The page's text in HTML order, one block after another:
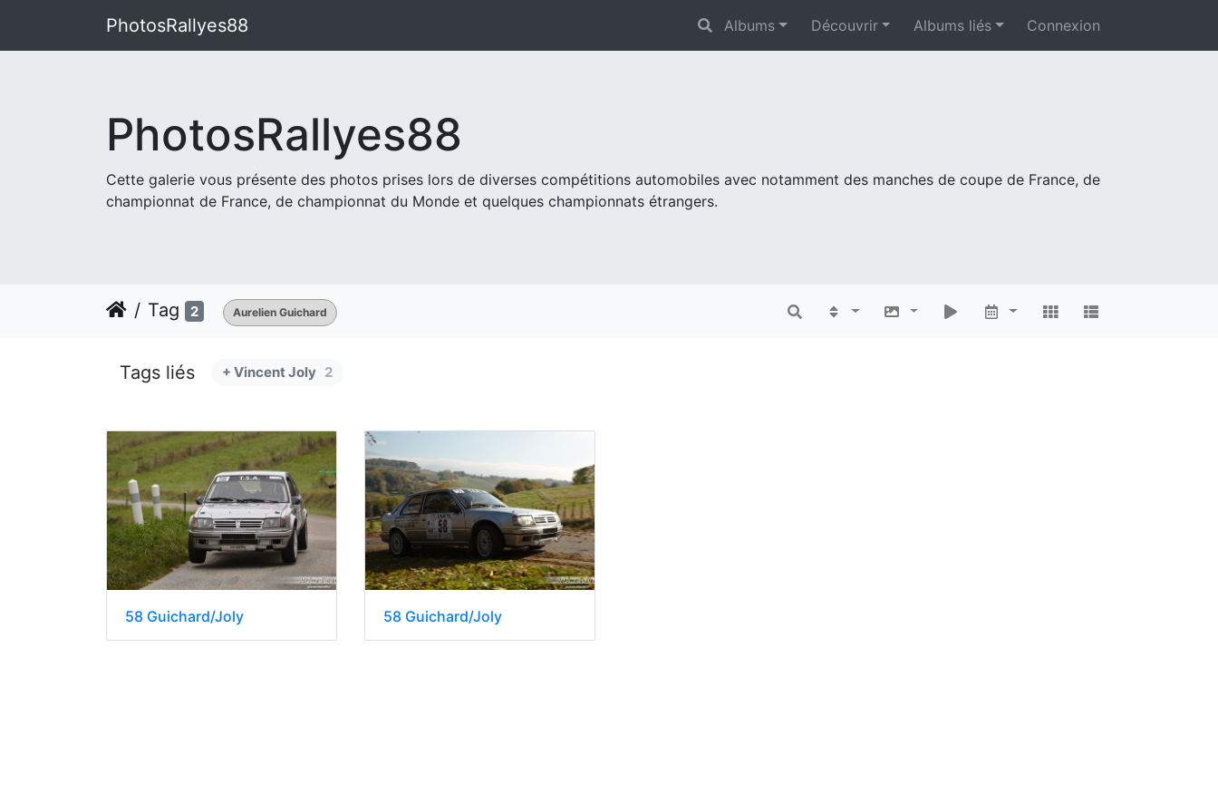
PhotosRallyes88 Albums Découvrir Albums liés Connexion
PhotosRallyes88
Cette galerie vous présente des photos prises lors de diverses compétitions automobiles avec notamment des manches de coupe de France, de
championnat de France, de championnat du Monde et quelques championnats étrangers.
Tag 2 Aurelien Guichard
Tags liés + Vincent Joly 2
58 Guichard/Joly 58 Guichard/Joly